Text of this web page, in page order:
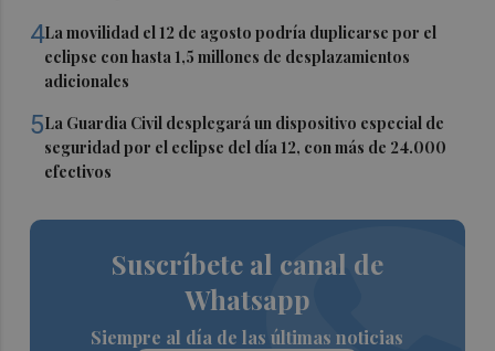
4La movilidad el 12 de agosto podría duplicarse por el
eclipse con hasta 1,5 millones de desplazamientos
adicionales
5La Guardia Civil desplegará un dispositivo especial de
seguridad por el eclipse del día 12, con más de 24.000
efectivos
Suscríbete al canal de
Whatsapp
Siempre al día de las últimas noticias